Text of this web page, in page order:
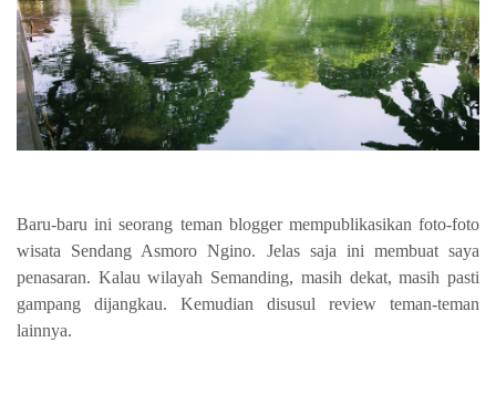
Baru-baru ini seorang teman blogger mempublikasikan foto-foto
wisata Sendang Asmoro Ngino. Jelas saja ini membuat saya
penasaran. Kalau wilayah Semanding, masih dekat, masih pasti
gampang dijangkau. Kemudian disusul review teman-teman
lainnya.